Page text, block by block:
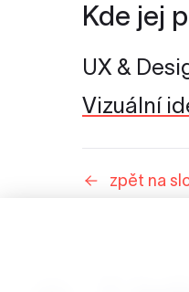
Kde jej
UX &
Vizuální
zpět na